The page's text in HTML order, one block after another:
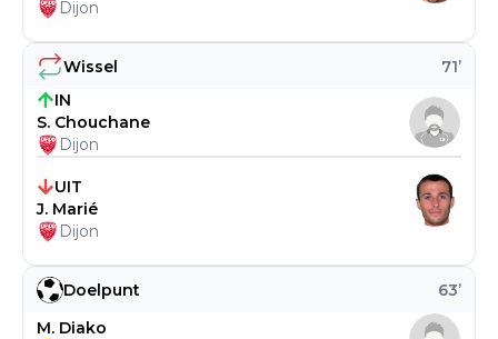
Doelpunt 63’
M. Diako
Wissel 71’
IN
S. Chouchane
Dijon
UIT
J. Marié
Dijon
Dijon